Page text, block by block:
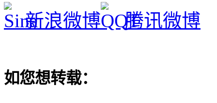
新浪微博 腾讯微博
如您想转载：